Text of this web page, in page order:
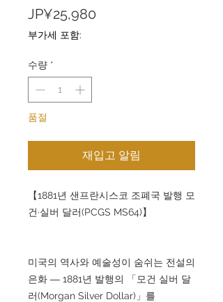
JP¥25,980
부가세 포함:
수량 *
품절
재입고 알림
【1881년 샌프란시스코 조폐국 발행 모
건·실버 달러(PCGS MS64)】
미국의 역사와 예술성이 숨쉬는 전설의
은화 ― 1881년 발행의 「모건 실버 달
러(Morgan Silver Dollar)」를